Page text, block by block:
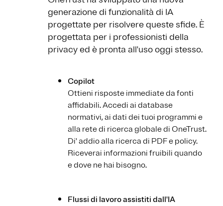
generazione di funzionalità di IA
progettate per risolvere queste sfide. È
progettata per i professionisti della
privacy ed è pronta all'uso oggi stesso.
Copilot
Ottieni risposte immediate da fonti
affidabili. Accedi ai database
normativi, ai dati dei tuoi programmi e
alla rete di ricerca globale di OneTrust.
Di' addio alla ricerca di PDF e policy.
Riceverai informazioni fruibili quando
e dove ne hai bisogno.
Flussi di lavoro assistiti dall'IA